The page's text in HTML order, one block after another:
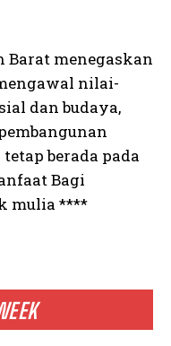
Barat menegaskan
nilai-
dan budaya,
berada pada
Bagi
mulia ****